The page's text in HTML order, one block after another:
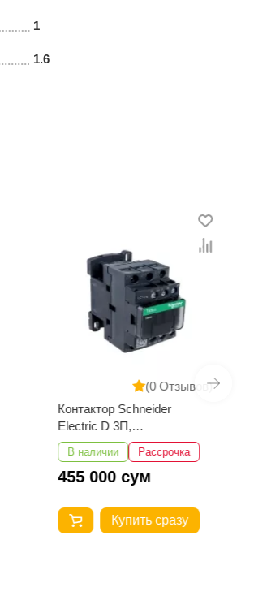
1
1.6
(0 Отзывов)
Контактор Schneider
Electric D 3П,
18А,НО+НЗ,220B
LC1D18M7
В наличии Рассрочка
455 000 сум
Купить сразу